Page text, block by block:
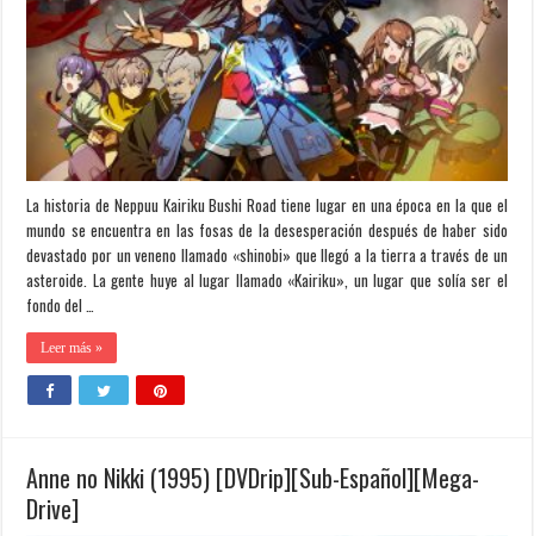
La historia de Neppuu Kairiku Bushi Road tiene lugar en una época en la que el
mundo se encuentra en las fosas de la desesperación después de haber sido
devastado por un veneno llamado «shinobi» que llegó a la tierra a través de un
asteroide. La gente huye al lugar llamado «Kairiku», un lugar que solía ser el
fondo del …
Leer más »
Anne no Nikki (1995) [DVDrip][Sub-Español][Mega-
Drive]